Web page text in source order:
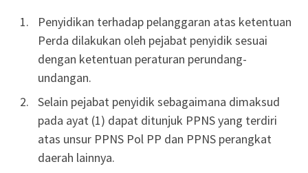
Penyidikan terhadap pelanggaran atas ketentuan
Perda dilakukan oleh pejabat penyidik sesuai
dengan ketentuan peraturan perundang-
undangan.
Selain pejabat penyidik sebagaimana dimaksud
pada ayat (1) dapat ditunjuk PPNS yang terdiri
atas unsur PPNS Pol PP dan PPNS perangkat
daerah lainnya.